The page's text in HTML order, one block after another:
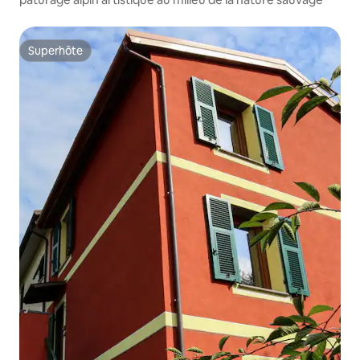
Superhôte
Superhôte